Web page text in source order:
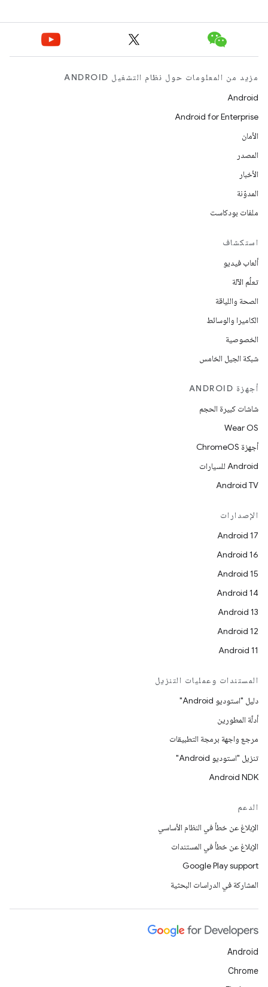
مزيد من المعلومات حول نظام التشغيل ANDROID
Android
Android for Enterprise
الأمان
المصدر
الأخبار
المدوّنة
ملفات بودكاست
استكشاف
ألعاب فيديو
تعلُم الآلة
الصحة واللياقة
الكاميرا والوسائط
الخصوصية
شبكة الجيل الخامس
أجهزة ANDROID
شاشات كبيرة الحجم
Wear OS
أجهزة ChromeOS
Android للسيارات
Android TV
الإصدارات
Android 17
Android 16
Android 15
Android 14
Android 13
Android 12
Android 11
المستندات وعمليات التنزيل
دليل "استوديو Android"
أدلّة المطورين
مرجع واجهة برمجة التطبيقات
تنزيل "استوديو Android"
Android NDK
الدعم
الإبلاغ عن خطأ في النظام الأساسي
الإبلاغ عن خطأ في المستندات
Google Play support
المشاركة في الدراسات البحثية
Android
Chrome